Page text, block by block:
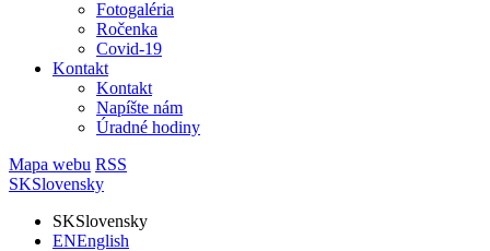
Fotogaléria
Ročenka
Covid-19
Kontakt
Kontakt
Napíšte nám
Úradné hodiny
Mapa webu RSS
SKSlovensky
SKSlovensky
ENEnglish